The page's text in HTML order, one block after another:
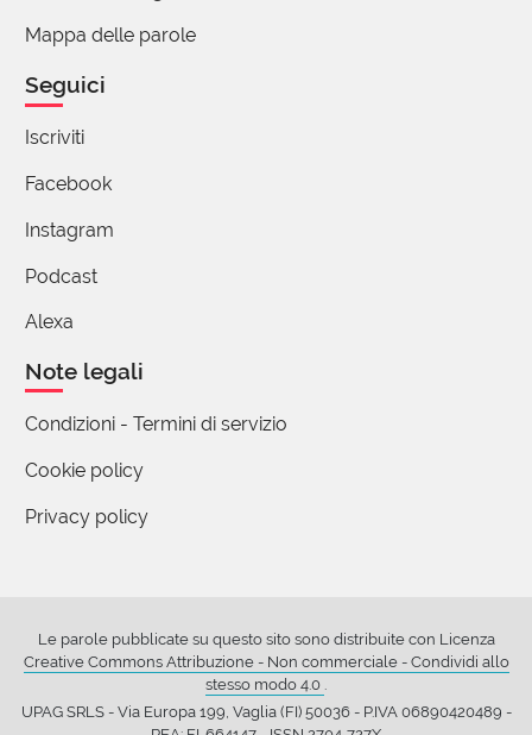
Mappa delle parole
Seguici
Iscriviti
Facebook
Instagram
Podcast
Alexa
Note legali
Condizioni - Termini di servizio
Cookie policy
Privacy policy
Le parole pubblicate su questo sito sono distribuite con Licenza
Creative Commons Attribuzione - Non commerciale - Condividi allo
stesso modo 4.0
UPAG SRLS - Via Europa 199, Vaglia (FI) 50036 - P.IVA 06890420489 -